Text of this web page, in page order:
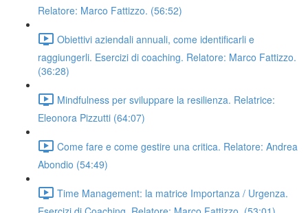
Relatore: Marco Fattizzo. (56:52)
Obiettivi aziendali annuali, come identificarli e
raggiungerli. Esercizi di coaching. Relatore: Marco Fattizzo.
(36:28)
Mindfulness per sviluppare la resilienza. Relatrice:
Eleonora Pizzutti (64:07)
Come fare e come gestire una critica. Relatore: Andrea
Abondio (54:49)
Time Management: la matrice Importanza / Urgenza.